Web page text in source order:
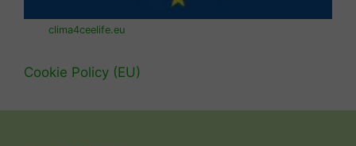
clima4ceelife.eu
Cookie Policy (EU)